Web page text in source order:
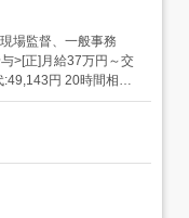
場監督、一般事務
>[正]月給37万円～交
円 20時間相当
をした場合は、別途残
職種手当/1万2,000円